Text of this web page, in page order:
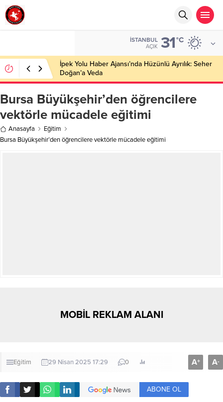
İSTANBUL
AÇIK 31°C
İpek Yolu Haber Ajansı’nda Hüzünlü Ayrılık: Seher
Doğan’a Veda
Bursa Büyükşehir’den öğrencilere
vektörle mücadele eğitimi
Anasayfa
Eğitim
Bursa Büyükşehir’den öğrencilere vektörle mücadele eğitimi
MOBİL REKLAM ALANI
Eğitim 29 Nisan 2025 17:29 0 A+ A-
ABONE OL